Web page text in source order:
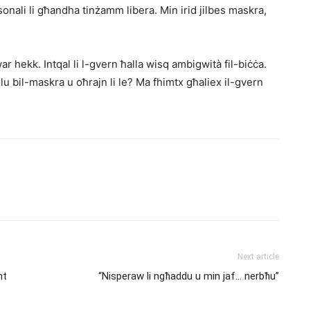
li għandha tinżamm libera. Min irid jilbes maskra,
hekk. Intqal li l-gvern ħalla wisq ambigwità fil-biċċa.
bil-maskra u oħrajn li le? Ma fhimtx għaliex il-gvern
Next article
“Nisperaw li ngħaddu u min jaf… nerbħu”